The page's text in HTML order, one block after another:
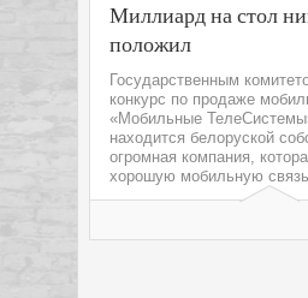
Миллиард на стол
положил
Государственным
конкурс по продаже
«Мобильные
находится белоруской
огромная компания,
хорошую мобильную